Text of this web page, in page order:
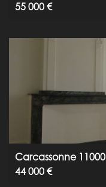
55 000 €
Carcassonne 11000
44 000 €